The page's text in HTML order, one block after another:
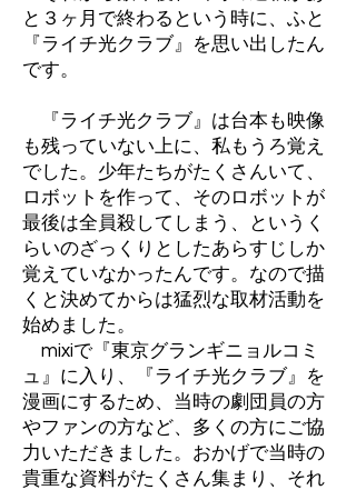
と３ヶ月で終わるという時に、ふと
『ライチ光クラブ』を思い出したん
です。
『ライチ光クラブ』は台本も映像
も残っていない上に、私もうろ覚え
でした。少年たちがたくさんいて、
ロボットを作って、そのロボットが
最後は全員殺してしまう、というく
らいのざっくりとしたあらすじしか
覚えていなかったんです。なので描
くと決めてからは猛烈な取材活動を
始めました。
mixiで『東京グランギニョルコミ
ュ』に入り、『ライチ光クラブ』を
漫画にするため、当時の劇団員の方
やファンの方など、多くの方にご協
力いただきました。おかげで当時の
貴重な資料がたくさん集まり、それ